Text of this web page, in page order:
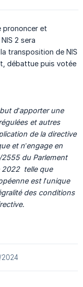
prononcer et
2 sera
transposition de NIS
débattue puis votée
d’apporter une
et autres
de la directive
et n’engage en
2555 du Parlement
telle que
est l’unique
des conditions
2024